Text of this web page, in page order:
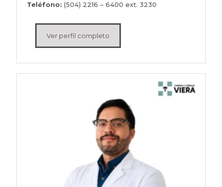
Teléfono: (504) 2216 – 6400 ext. 3230
Ver perfil completo